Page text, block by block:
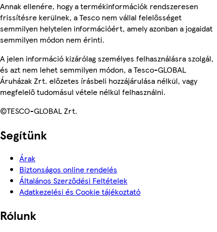
Annak ellenére, hogy a termékinformációk rendszeresen
frissítésre kerülnek, a Tesco nem vállal felelősséget
semmilyen helytelen információért, amely azonban a jogaidat
semmilyen módon nem érinti.
A jelen információ kizárólag személyes felhasználásra szolgál,
és azt nem lehet semmilyen módon, a Tesco-GLOBAL
Áruházak Zrt. előzetes írásbeli hozzájárulása nélkül, vagy
megfelelő tudomásul vétele nélkül felhasználni.
©TESCO-GLOBAL Zrt.
Segítünk
Árak
Biztonságos online rendelés
Általános Szerződési Feltételek
Adatkezelési és Cookie tájékoztató
Rólunk